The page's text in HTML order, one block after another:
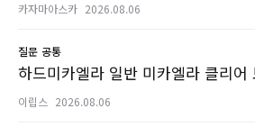
카자마아스카 2026.08.06
질문 공통
하드미카엘라 일반 미카엘라 클리어
이립스 2026.08.06